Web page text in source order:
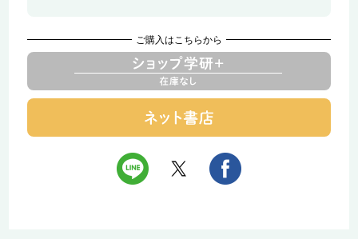
ご購入はこちらから